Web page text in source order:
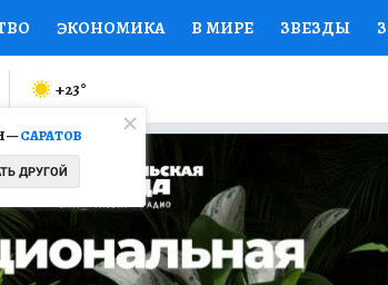
ЭКОНОМИКА В МИРЕ ЗВЕЗДЫ
НАЦИОНАЛЬНЫЕ ПРОЕКТЫ
Я ЗНАЮ СЕМЬЯ ЖЕНСКИЕ
СЕРИАЛЫ СПЕЦПРОЕКТЫ ДЕФИЦИТ
КОНКУРСЫ РАБОТА У НАС ГИД
—САРАТОВ
ДРУГОЙ
+23°